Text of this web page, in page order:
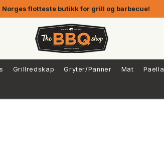
Norges flotteste butikk for grill og barbecue!
Grillredskap Gryter/Panner Mat Paella